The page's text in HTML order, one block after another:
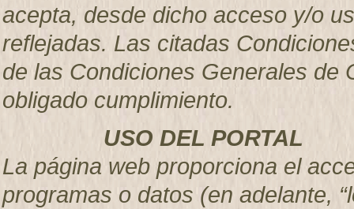
acepta, desde dicho acceso y/o
reflejadas. Las citadas
de las Condiciones Generales de
obligado cumplimiento.
USO DEL PORTAL
La página web proporciona el
programas o datos (en adelante,